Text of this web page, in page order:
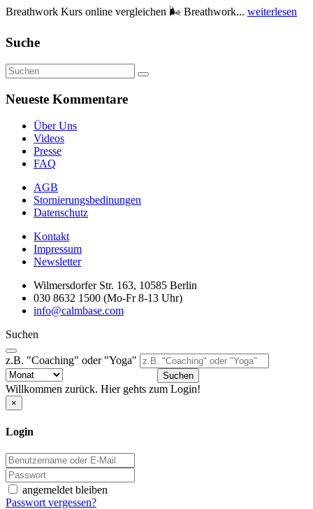
Breathwork Kurs online vergleichen 🌬️ Breathwork... weiterlesen
Suche
Neueste Kommentare
Über Uns
Videos
Presse
FAQ
AGB
Stornierungsbedinungen
Datenschutz
Kontakt
Impressum
Newsletter
Wilmersdorfer Str. 163, 10585 Berlin
030 8632 1500 (Mo-Fr 8-13 Uhr)
info@calmbase.com
Suchen
z.B. "Coaching" oder "Yoga"
Suchen
Willkommen zurück. Hier gehts zum Login!
×
Login
angemeldet bleiben
Passwort vergessen?